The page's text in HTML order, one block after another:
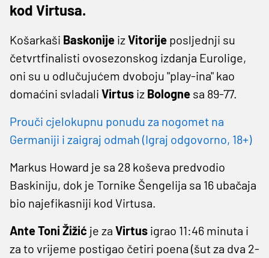
kod Virtusa.
Košarkaši Baskonije izVitorije posljednji su
četvrtfinalisti ovosezonskog izdanja Eurolige,
oni su u odlučujućem dvoboju "play-ina" kao
domaćini svladali Virtus iz Bologne sa 89-77.
Prouči cjelokupnu ponudu za nogomet na
Germaniji i zaigraj odmah (Igraj odgovorno, 18+)
Markus Howard je sa 28 koševa predvodio
Baskiniju, dok je Tornike Šengelija sa 16 ubačaja
bio najefikasniji kod Virtusa.
Ante Toni Žižić je za Virtus igrao 11:46 minuta i
za to vrijeme postigao četiri poena (šut za dva 2-